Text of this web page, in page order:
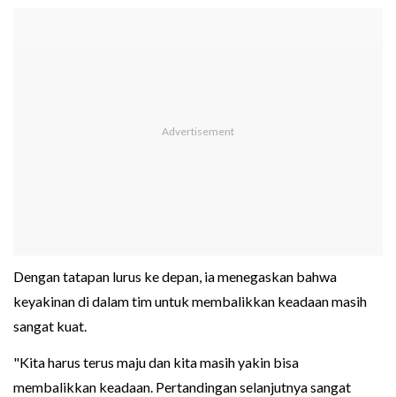
Dengan tatapan lurus ke depan, ia menegaskan bahwa
keyakinan di dalam tim untuk membalikkan keadaan masih
sangat kuat.
"Kita harus terus maju dan kita masih yakin bisa
membalikkan keadaan. Pertandingan selanjutnya sangat